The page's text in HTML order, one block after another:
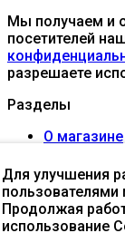
Мы получаем и
посетителей
разрешаете
Разделы
О магазине
Оплата
Гарантия
Контакты /
Акции %
Для улучшения
Продолжая
использование